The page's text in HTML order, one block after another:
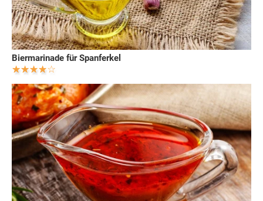
Biermarinade für Spanferkel